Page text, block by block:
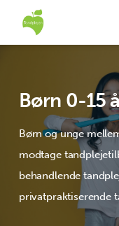
Børn 0-15
Børn og unge
modtage
behandlende
privatpraktiserende